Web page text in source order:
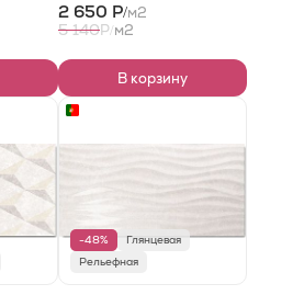
2 650 Р/м2
5 140Р/м2
В корзину
-48%
Глянцевая
Рельефная